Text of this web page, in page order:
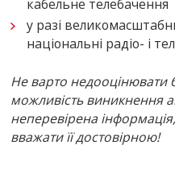
кабельне телебачення
у разі
національні радіо- і
Не варто недооцінювати
можливість виникнення
неперевірена
вважати її достовірною!